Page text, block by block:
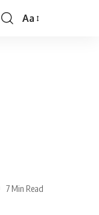
Font
Aa
7 Min Read